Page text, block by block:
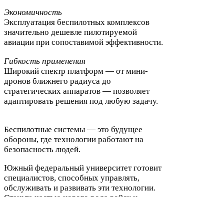
Экономичность
Эксплуатация беспилотных комплексов
значительно дешевле пилотируемой
авиации при сопоставимой эффективности.
Гибкость применения
Широкий спектр платформ — от мини-​
дронов ближнего радиуса до
стратегических аппаратов — позволяет
адаптировать решения под любую задачу.
Беспилотные системы — это будущее
обороны, где технологии работают на
безопасность людей.
Южный федеральный университет готовит
специалистов, способных управлять,
обслуживать и развивать эти технологии.